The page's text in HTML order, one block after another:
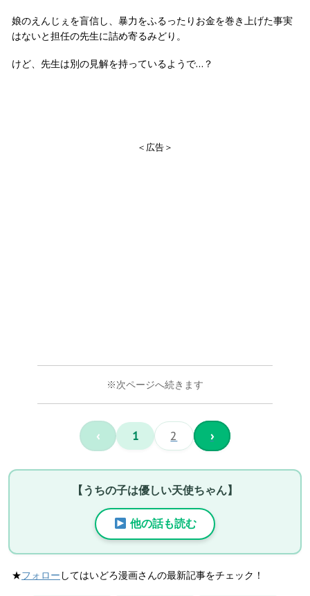
娘のえんじぇを盲信し、暴力をふるったりお金を巻き上げた事実
はないと担任の先生に詰め寄るみどり。
けど、先生は別の見解を持っているようで…？
＜広告＞
※次ページへ続きます
‹ 1 2 ›
【うちの子は優しい天使ちゃん】
他の話も読む
★フォロー してはいどろ漫画さんの最新記事をチェック！